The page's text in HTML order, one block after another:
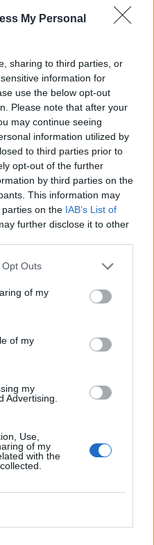
My Personal
sharing to third parties, or
information for
use the below opt-out
Please note that after your
may continue seeing
information utilized by
to third parties prior to
opt-out of the further
by third parties on the
This information may
on the IAB’s List of
further disclose it to other
Outs
of my
of my
my
Advertising.
Use,
of my
with the
csökkent az
a Fidelis
7,5